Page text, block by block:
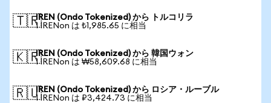
🇹🇷IREN (Ondo Tokenized) から トルコリラ
1 IRENon は ₺1,985.65 に相当
🇰🇷IREN (Ondo Tokenized) から 韓国ウォン
1 IRENon は ₩58,609.68 に相当
🇷🇺IREN (Ondo Tokenized) から ロシア・ルーブル
1 IRENon は ₽3,424.73 に相当